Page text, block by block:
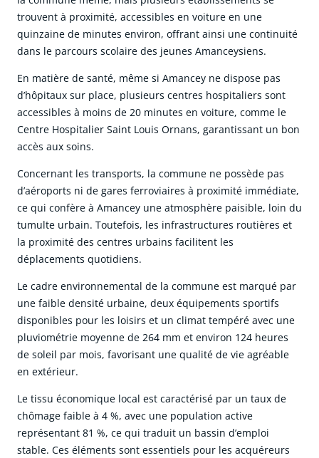
trouvent à proximité, accessibles en voiture en une
quinzaine de minutes environ, offrant ainsi une continuité
dans le parcours scolaire des jeunes Amanceysiens.
En matière de santé, même si Amancey ne dispose pas
d’hôpitaux sur place, plusieurs centres hospitaliers sont
accessibles à moins de 20 minutes en voiture, comme le
Centre Hospitalier Saint Louis Ornans, garantissant un bon
accès aux soins.
Concernant les transports, la commune ne possède pas
d’aéroports ni de gares ferroviaires à proximité immédiate,
ce qui confère à Amancey une atmosphère paisible, loin du
tumulte urbain. Toutefois, les infrastructures routières et
la proximité des centres urbains facilitent les
déplacements quotidiens.
Le cadre environnemental de la commune est marqué par
une faible densité urbaine, deux équipements sportifs
disponibles pour les loisirs et un climat tempéré avec une
pluviométrie moyenne de 264 mm et environ 124 heures
de soleil par mois, favorisant une qualité de vie agréable
en extérieur.
Le tissu économique local est caractérisé par un taux de
chômage faible à 4 %, avec une population active
représentant 81 %, ce qui traduit un bassin d’emploi
stable. Ces éléments sont essentiels pour les acquéreurs